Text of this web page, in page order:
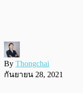
By Thongchai
กันยายน 28, 2021